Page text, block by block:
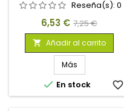
Reseña(s): 0
Precio
6,53 € Precio
base
7,25 €
 Añadir al carrito
Más
 En stock favorite_border